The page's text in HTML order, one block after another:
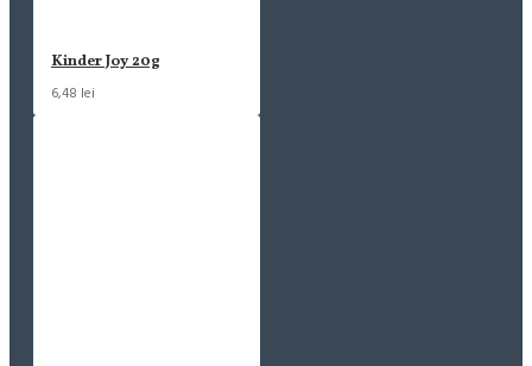
Kinder Joy 20g
6,48 lei